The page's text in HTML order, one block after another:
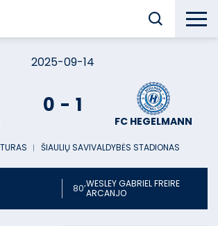
2025-09-14
0 - 1
FC HEGELMANN
︱ ŠIAULIŲ SAVIVALDYBĖS STADIONAS
80’WESLEY GABRIEL FREIRE
ARCANJO